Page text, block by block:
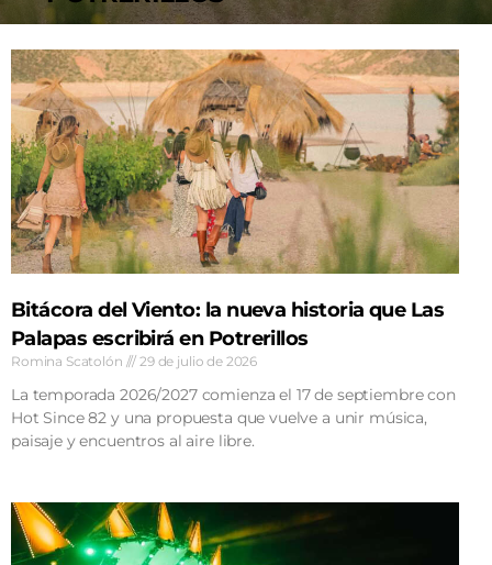
AGENDA
Bitácora del Viento: la nueva historia que Las
Palapas escribirá en Potrerillos
Romina Scatolón 29 de julio de 2026
La temporada 2026/2027 comienza el 17 de septiembre con
Hot Since 82 y una propuesta que vuelve a unir música,
paisaje y encuentros al aire libre.